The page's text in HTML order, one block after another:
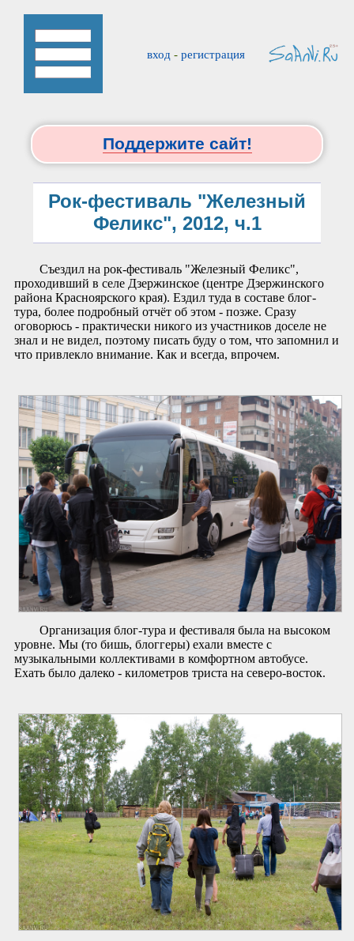
вход - регистрация
Поддержите сайт!
Рок-фестиваль "Железный
Феликс", 2012, ч.1
Съездил на рок-фестиваль "Железный Феликс",
проходивший в селе Дзержинское (центре Дзержинского
района Красноярского края). Ездил туда в составе блог-
тура, более подробный отчёт об этом - позже. Сразу
оговорюсь - практически никого из участников доселе не
знал и не видел, поэтому писать буду о том, что запомнил и
что привлекло внимание. Как и всегда, впрочем.
Организация блог-тура и фестиваля была на высоком
уровне. Мы (то бишь, блоггеры) ехали вместе с
музыкальными коллективами в комфортном автобусе.
Ехать было далеко - километров триста на северо-восток.